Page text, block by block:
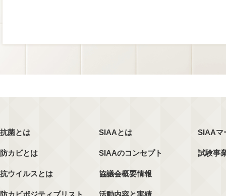
抗菌とは
防カビとは
抗ウイルスとは
防カビポジティブリスト
SIAAとは
SIAAのコンセプト
協議会概要情報
活動内容と実績
SIAAマ
試験事